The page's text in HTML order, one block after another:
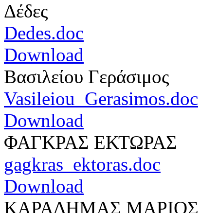
Δέδες
Dedes.doc
Download
Βασιλείου Γεράσιμος
Vasileiou_Gerasimos.doc
Download
ΦΑΓΚΡΑΣ ΕΚΤΩΡΑΣ
gagkras_ektoras.doc
Download
ΚΑΡΑΔΗΜΑΣ ΜΑΡΙΟΣ